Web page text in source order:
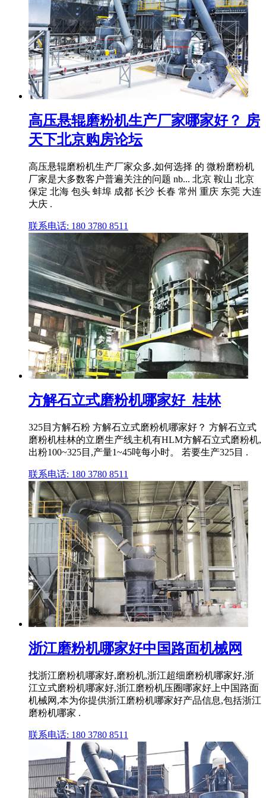
高压悬辊磨粉机生产厂家哪家好？ 房
天下北京购房论坛
高压悬辊磨粉机生产厂家众多,如何选择 的 微粉磨粉机
厂家是大多数客户普遍关注的问题 nb... 北京 鞍山 北京
保定 北海 包头 蚌埠 成都 长沙 长春 常州 重庆 东莞 大连
大庆 .
联系电话: 180 3780 8511
方解石立式磨粉机哪家好_桂林
325目方解石粉 方解石立式磨粉机哪家好？ 方解石立式
磨粉机桂林的立磨生产线主机有HLM方解石立式磨粉机,
出粉100~325目,产量1~45吨每小时。 若要生产325目 .
联系电话: 180 3780 8511
浙江磨粉机哪家好中国路面机械网
找浙江磨粉机哪家好,磨粉机,浙江超细磨粉机哪家好,浙
江立式磨粉机哪家好,浙江磨粉机压圈哪家好上中国路面
机械网,本为你提供浙江磨粉机哪家好产品信息,包括浙江
磨粉机哪家 .
联系电话: 180 3780 8511